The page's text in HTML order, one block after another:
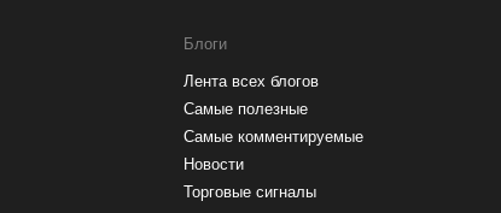
Блоги
Лента всех блогов
Самые полезные
Самые комментируемые
Новости
Торговые сигналы